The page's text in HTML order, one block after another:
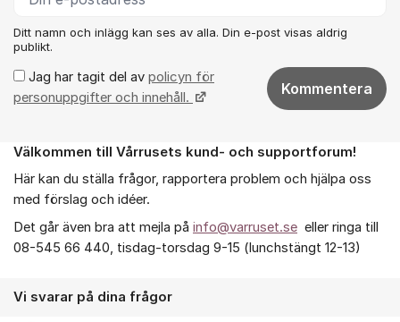
Ditt namn och inlägg kan ses av alla. Din e-post visas aldrig
publikt.
Jag har tagit del av policyn för
personuppgifter och innehåll.
Kommentera
Om forumet
Välkommen till Vårrusets kund- och supportforum!
Här kan du ställa frågor, rapportera problem och hjälpa oss
med förslag och idéer.
Det går även bra att mejla på info@varruset.se eller ringa till
08-545 66 440, tisdag-torsdag 9-15 (lunchstängt 12-13)
Vi svarar på dina frågor